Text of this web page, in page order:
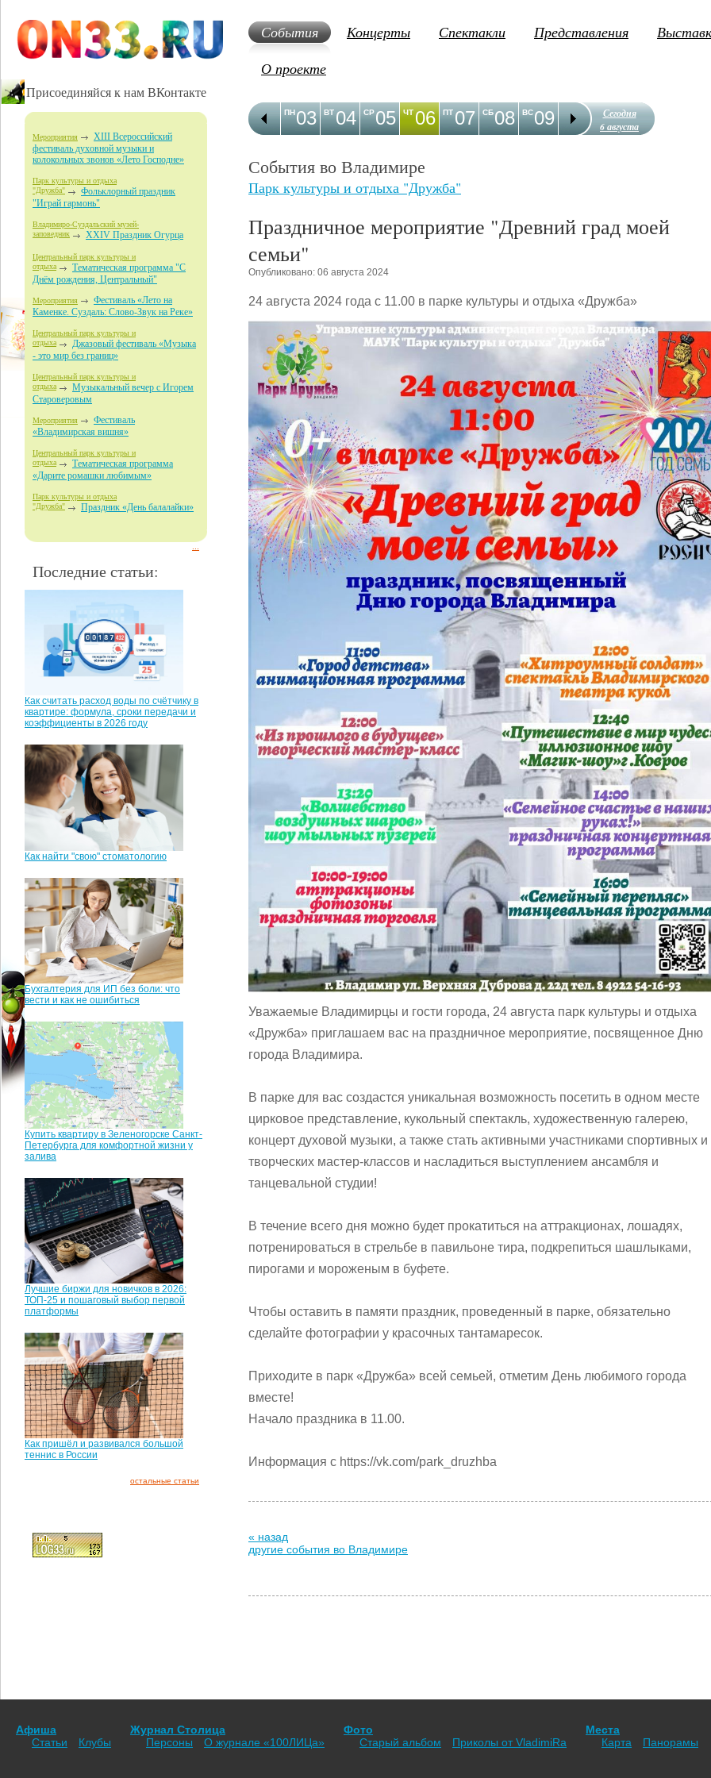
Присоединяйся к нам ВКонтакте
Мероприятия
XIII Всероссийский
фестиваль духовной музыки и
колокольных звонов «Лето Господне»
Парк культуры и отдыха
"Дружба"
Фольклорный праздник
"Играй гармонь"
Владимиро-Суздальский музей-
заповедник XXIV Праздник Огурца
Центральный парк культуры и
отдыха
Тематическая программа "С
Днём рождения, Центральный"
Мероприятия
Фестиваль «Лето на
Каменке. Суздаль: Слово-Звук на Реке»
Центральный парк культуры и
отдыха
Джазовый фестиваль «Музыка
- это мир без границ»
Центральный парк культуры и
отдыха
Музыкальный вечер с Игорем
Староверовым
Мероприятия
Фестиваль
«Владимирская вишня»
Центральный парк культуры и
отдыха
Тематическая программа
«Дарите ромашки любимым»
Парк культуры и отдыха
"Дружба" Праздник «День балалайки»
Последние статьи:
Как считать расход воды по счётчику в
квартире: формула, сроки передачи и
коэффициенты в 2026 году
Как найти "свою" стоматологию
Бухгалтерия для ИП без боли: что
вести и как не ошибиться
Купить квартиру в Зеленогорске Санкт-
Петербурга для комфортной жизни у
залива
Лучшие биржи для новичков в 2026:
ТОП-25 и пошаговый выбор первой
платформы
Как пришёл и развивался большой
теннис в России
остальные статьи
События Концерты Спектакли Представления
О проекте
03
ПН 04
ВТ 05
СР 06
ЧТ 07
ПТ 08
СБ 09
ВС 10
ПН 11
ВТ 12
СР
Сегодня
6 августа
События во Владимире
Парк культуры и отдыха "Дружба"
Праздничное мероприятие "Древний град моей
семьи"
Опубликовано: 06 августа 2024
24 августа 2024 года с 11.00 в парке культуры и отдыха «Дружба»
Уважаемые Владимирцы и гости города, 24 августа парк культуры и отдыха
«Дружба» приглашаем вас на праздничное мероприятие, посвященное Дню
города Владимира.
В парке для вас создастся уникальная возможность посетить в одном месте
цирковое представление, кукольный спектакль, художественную галерею,
концерт духовой музыки, а также стать активными участниками спортивных и
творческих мастер-классов и насладиться выступлением ансамбля и
танцевальной студии!
В течение всего дня можно будет прокатиться на аттракционах, лошадях,
потренироваться в стрельбе в павильоне тира, подкрепиться шашлыками,
пирогами и мороженым в буфете.
Чтобы оставить в памяти праздник, проведенный в парке, обязательно
сделайте фотографии у красочных тантамаресок.
Приходите в парк «Дружба» всей семьей, отметим День любимого города
вместе!
Начало праздника в 11.00.
Информация с https://vk.com/park_druzhba
« назад
другие события во Владимире
Афиша
Статьи
Клубы
Журнал Столица
Персоны
О журнале «100ЛИЦа»
Фото
Старый альбом
Приколы от VladimiRа
Места
Карта
Панорамы